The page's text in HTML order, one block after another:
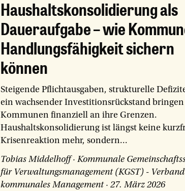
Haushaltskonsolidierung als
Daueraufgabe – wie
Handlungsfähigkeit sichern
können
Steigende Pflichtausgaben, strukturelle
ein wachsender Investitionsrückstand
Kommunen finanziell an ihre Grenzen.
Haushaltskonsolidierung ist längst keine
Krisenreaktion mehr, sondern...
Tobias Middelhoff· Kommunale
für Verwaltungsmanagement (KGST) -
kommunales Management· 27. März 2026